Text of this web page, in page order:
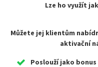
Lze ho využít
Můžete jej klientům
aktivační
Poslouží jako